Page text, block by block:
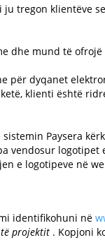
tregon klientëve
dhe mund të
për dyqanet
klienti është
Paysera
e logotipeve në
identifikohuni në
të projektit . Kopjoni